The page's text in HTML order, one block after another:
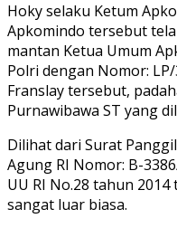
Hoky selaku Ketum
Apkomindo tersebut
mantan Ketua Umum
Polri dengan Nomor:
Franslay tersebut,
Purnawibawa ST yang
Dilihat dari Surat
Agung RI Nomor: B-
UU RI No.28 tahun
sangat luar biasa.